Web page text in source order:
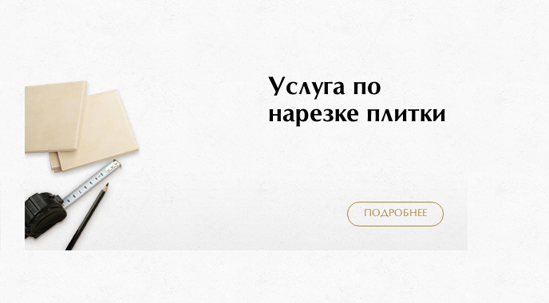
Услуга по
нарезке плитки
ПОДРОБНЕЕ